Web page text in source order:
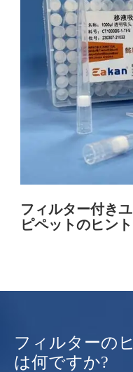
10ulフィルタ
20ul低保持フ
フィルター付き
ピペットのヒント
フィルターの
は何ですか?